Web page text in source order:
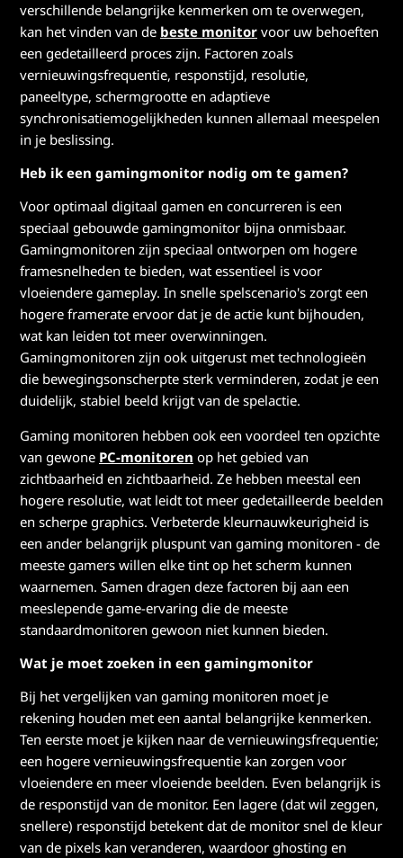
verschillende belangrijke kenmerken om te overwegen,
kan het vinden van de beste monitor voor uw behoeften
een gedetailleerd proces zijn. Factoren zoals
vernieuwingsfrequentie, responstijd, resolutie,
paneeltype, schermgrootte en adaptieve
synchronisatiemogelijkheden kunnen allemaal meespelen
in je beslissing.
Heb ik een gamingmonitor nodig om te gamen?
Voor optimaal digitaal gamen en concurreren is een
speciaal gebouwde gamingmonitor bijna onmisbaar.
Gamingmonitoren zijn speciaal ontworpen om hogere
framesnelheden te bieden, wat essentieel is voor
vloeiendere gameplay. In snelle spelscenario's zorgt een
hogere framerate ervoor dat je de actie kunt bijhouden,
wat kan leiden tot meer overwinningen.
Gamingmonitoren zijn ook uitgerust met technologieën
die bewegingsonscherpte sterk verminderen, zodat je een
duidelijk, stabiel beeld krijgt van de spelactie.
Gaming monitoren hebben ook een voordeel ten opzichte
van gewone PC-monitoren op het gebied van
zichtbaarheid en zichtbaarheid. Ze hebben meestal een
hogere resolutie, wat leidt tot meer gedetailleerde beelden
en scherpe graphics. Verbeterde kleurnauwkeurigheid is
een ander belangrijk pluspunt van gaming monitoren - de
meeste gamers willen elke tint op het scherm kunnen
waarnemen. Samen dragen deze factoren bij aan een
meeslepende game-ervaring die de meeste
standaardmonitoren gewoon niet kunnen bieden.
Wat je moet zoeken in een gamingmonitor
Bij het vergelijken van gaming monitoren moet je
rekening houden met een aantal belangrijke kenmerken.
Ten eerste moet je kijken naar de vernieuwingsfrequentie;
een hogere vernieuwingsfrequentie kan zorgen voor
vloeiendere en meer vloeiende beelden. Even belangrijk is
de responstijd van de monitor. Een lagere (dat wil zeggen,
snellere) responstijd betekent dat de monitor snel de kleur
van de pixels kan veranderen, waardoor ghosting en